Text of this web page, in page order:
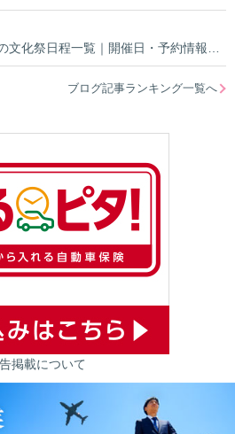
ブログ記事ランキング一覧へ
掲載について